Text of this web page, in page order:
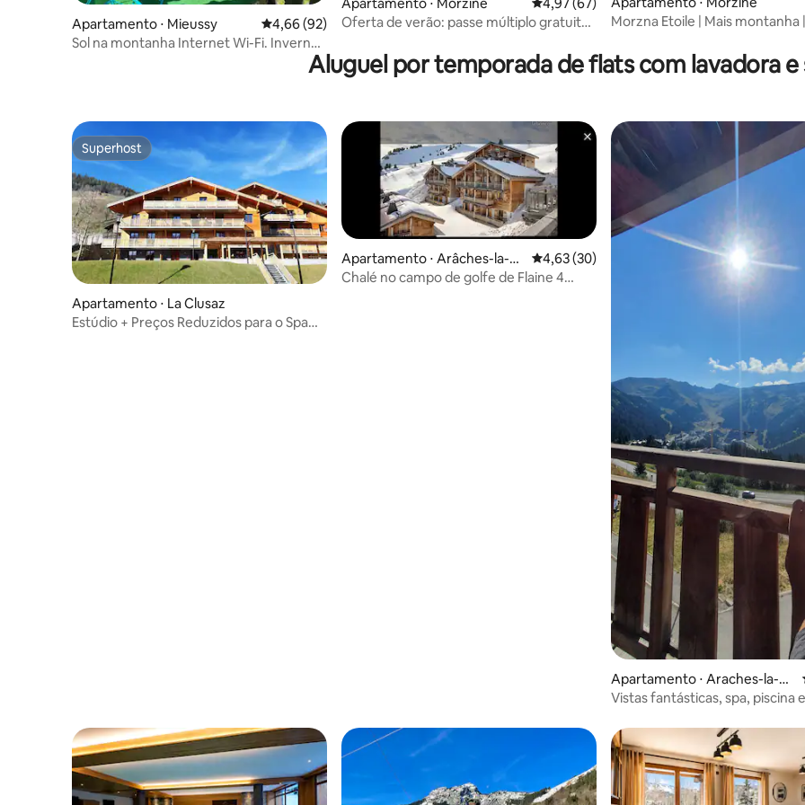
Apartamento ⋅ Mieussy 4,66 de uma avaliação média de 5, 92 avaliações
4,66 (92)
Sol na montanha Internet Wi-Fi. Inverno,
Oferta de verão: passe múltiplo gratuito
Morzna Etoile | Mais montanha
Aluguel por temporada de flats com lavadora e
Superhost
Superhost
Apartamento ⋅ La Clusaz
Estúdio + Preços Reduzidos para o Spa
Apartamento ⋅ Arâches-la-Fr
asse
4,63 de uma avaliação média de 5, 30
4,63 (30)
Chalé no campo de golfe de Flaine 4
Apartamento ⋅ Araches-la-Fr
asse
Vistas fantásticas, spa, piscina e